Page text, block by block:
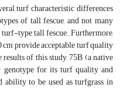
turf characteristic differences
of tall fescue, and not many
turf-type tall fescue. Furthermore,
cm provide acceptable turf quality
of this study, 75B (a native
genotype for its turf quality and
ability to be used as turfgrass in